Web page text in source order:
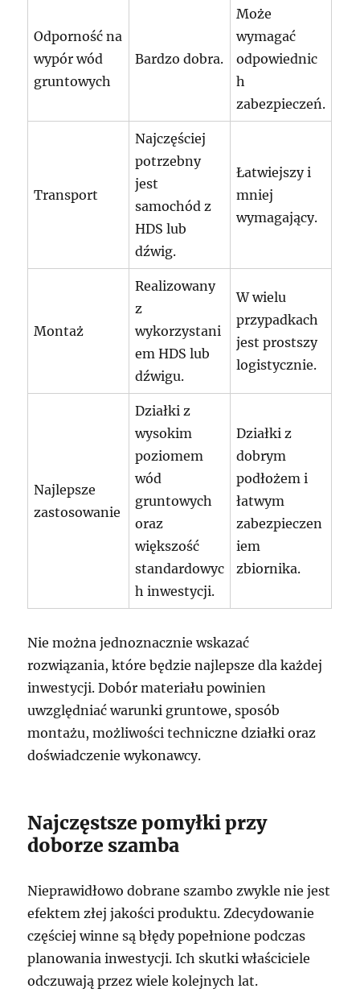
Odporność na
wypór wód
gruntowych
Bardzo dobra.
Może
wymagać
odpowiednic
h
zabezpieczeń.
Transport
Najczęściej
potrzebny
jest
samochód z
HDS lub
dźwig.
Łatwiejszy i
mniej
wymagający.
Montaż
Realizowany
z
wykorzystani
em HDS lub
dźwigu.
W wielu
przypadkach
jest prostszy
logistycznie.
Najlepsze
zastosowanie
Działki z
wysokim
poziomem
wód
gruntowych
oraz
większość
standardowyc
h inwestycji.
Działki z
dobrym
podłożem i
łatwym
zabezpieczen
iem
zbiornika.
Nie można jednoznacznie wskazać
rozwiązania, które będzie najlepsze dla każdej
inwestycji. Dobór materiału powinien
uwzględniać warunki gruntowe, sposób
montażu, możliwości techniczne działki oraz
doświadczenie wykonawcy.
Najczęstsze pomyłki przy
doborze szamba
Nieprawidłowo dobrane szambo zwykle nie jest
efektem złej jakości produktu. Zdecydowanie
częściej winne są błędy popełnione podczas
planowania inwestycji. Ich skutki właściciele
odczuwają przez wiele kolejnych lat.